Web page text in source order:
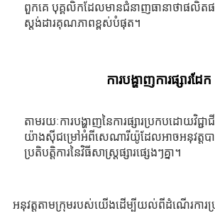
ពួកគេ បុគ្គលិកដែលមានជំនាញធានាថាផលិត
ស្តង់ដារគុណភាពខ្ពស់បំផុត។
ការបង្ហាញការផ្សារដែក
តាមរយៈការបង្ហាញនៃការផ្សារប្រកបដោយវិជ្ជ
យ៉ាងស៊ីជម្រៅអំពីសេណារីយ៉ូដែលអាចអនុវត្ត
ប្រតិបត្តិការនៃវិធីសាស្រ្តផ្សារផ្សេងៗគ្នា។
អនុវត្តតាមក្រុមរបស់យើងដើម្បីយល់ពីដំណើរការប្រ